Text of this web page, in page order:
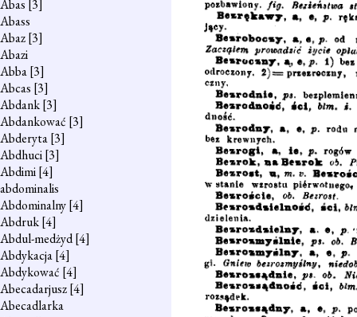
Abas [3]
Abass
Abaz[3]
Abazi
Abba[3]
Abcas [3]
Abdank[3]
Abdankować [3]
Abderyta[3]
Abdhuci[3]
Abdimi[4]
abdominalis
Abdominalny[4]
Abdruk[4]
Abdul-medżyd[4]
Abdykacja[4]
Abdykować [4]
Abecadarjusz[4]
Abecadlarka